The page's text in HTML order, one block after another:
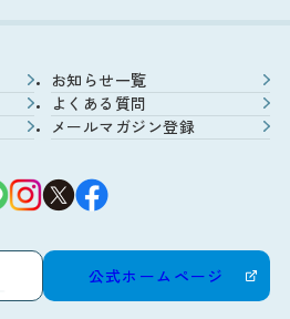
お知らせ一覧
よくある質問
メールマガジン登録
公式ホームページ